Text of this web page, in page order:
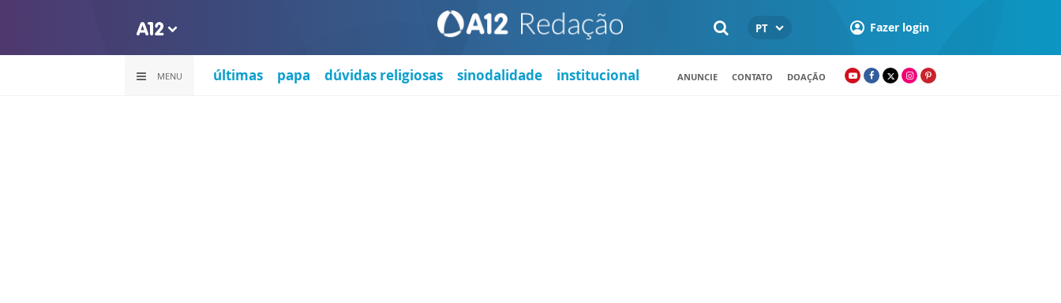
PT Fazer login
MENU últimas papa dúvidas religiosas sinodalidade institucional ANUNCIE CONTATO DOAÇÃO